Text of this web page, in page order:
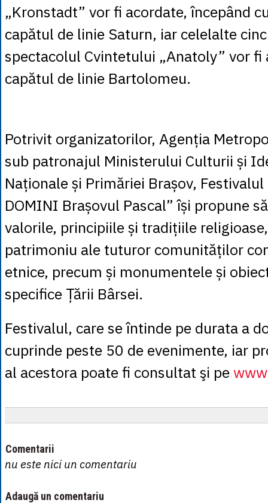
„Kronstadt” vor fi acordate, începând
capătul de linie Saturn, iar celelalte
spectacolul Cvintetului „Anatoly” vor fi
capătul de linie Bartolomeu.
Potrivit organizatorilor, Agenția
sub patronajul Ministerului Culturii și
Naționale și Primăriei Brașov, Festivalul
DOMINI Brașovul Pascal” își propune
valorile, principiile și tradițiile
patrimoniu ale tuturor comunităților
etnice, precum și monumentele și
specifice Țării Bârsei.
Festivalul, care se întinde pe durata a
cuprinde peste 50 de evenimente, iar
al acestora poate fi consultat şi pe
Comentarii
nu este nici un comentariu
Adaugă un comentariu